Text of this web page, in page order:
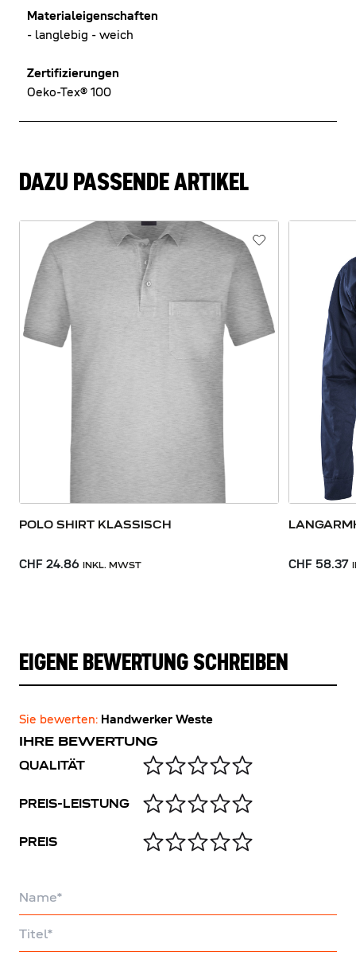
Materialeigenschaften
- langlebig - weich
Zertifizierungen
Oeko-Tex® 100
DAZU PASSENDE ARTIKEL
POLO SHIRT KLASSISCH
CHF 24.86 INKL. MWST CHF 58.37
EIGENE BEWERTUNG SCHREIBEN
Sie bewerten: Handwerker Weste
IHRE BEWERTUNG
QUALITÄT
PREIS-LEISTUNG
PREIS